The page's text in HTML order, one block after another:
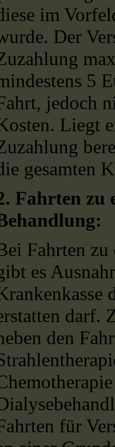
im
Der
5
jedoch
Liegt
gesamten
Fahrten zu
Fahrten
es
darf.
den
für